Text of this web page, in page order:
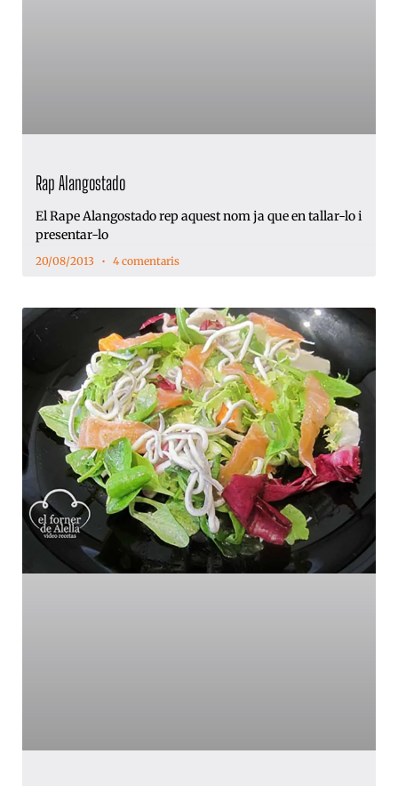
Rap Alangostado
El Rape Alangostado rep aquest nom ja que en tallar-lo i
presentar-lo
20/08/2013 4 comentaris